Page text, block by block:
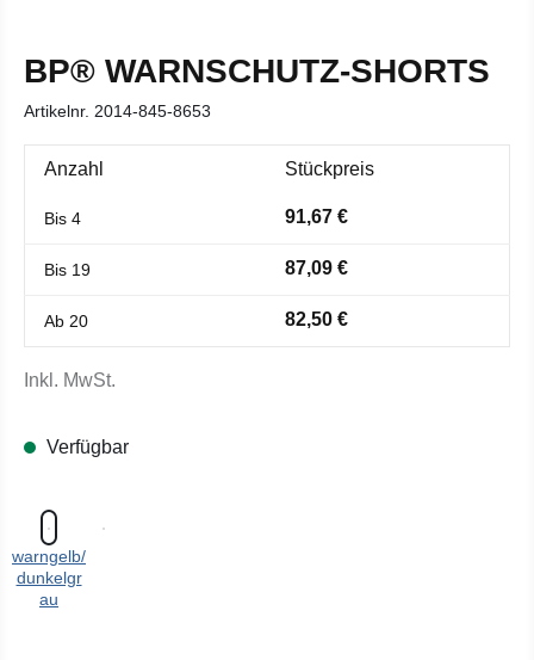
BP® WARNSCHUTZ-SHORTS
Artikelnr. 2014-845-8653
Anzahl Stückpreis
Bis 4 91,67 €
Bis 19 87,09 €
Ab 20 82,50 €
Inkl. MwSt.
Verfügbar
warngelb/
dunkelgr
au